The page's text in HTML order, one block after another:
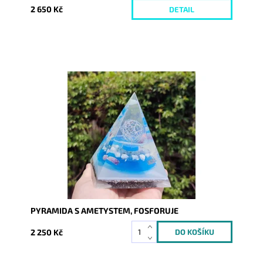
2 650 Kč DETAIL
Dostupnost:
Skladem
8664
PYRAMIDA S AMETYSTEM, FOSFORUJE
2 250 Kč